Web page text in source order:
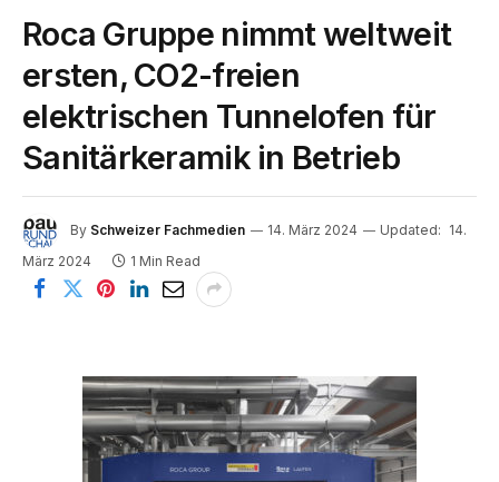
Roca Gruppe nimmt weltweit
ersten, CO2-freien
elektrischen Tunnelofen für
Sanitärkeramik in Betrieb
By Schweizer Fachmedien 14. März 2024 Updated: 14.
März 2024
1 Min Read